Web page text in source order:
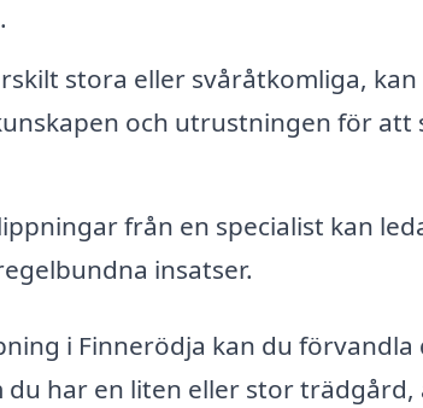
stora eller svåråtkomliga,
och utrustningen för
från en specialist kan
insatser.
i Finnerödja kan du
har en liten eller stor